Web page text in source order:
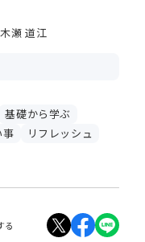
瀬 道江
基礎から学ぶ
事
リフレッシュ
る